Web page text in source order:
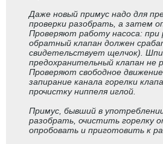
Даже новый примус надо для
проверки разобрать, а затем
Проверяют работу насоса: при
обратный клапан должен
свидетельствует щелчок).
предохранительный клапан не
Проверяют свободное
запирание канала горелки
прочистку ниппеля иглой.
Примус, бывший в
разобрать, очистить горелку
опробовать и приготовить к